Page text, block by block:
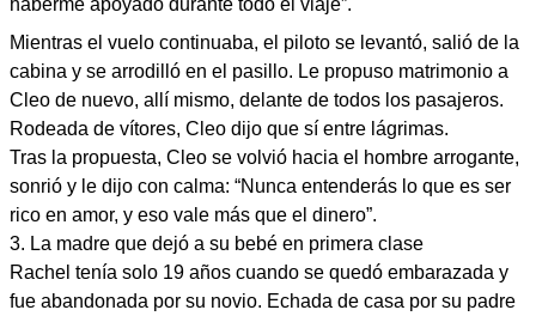
haberme apoyado durante todo el viaje”.
Mientras el vuelo continuaba, el piloto se levantó, salió de la
cabina y se arrodilló en el pasillo. Le propuso matrimonio a
Cleo de nuevo, allí mismo, delante de todos los pasajeros.
Rodeada de vítores, Cleo dijo que sí entre lágrimas.
Tras la propuesta, Cleo se volvió hacia el hombre arrogante,
sonrió y le dijo con calma: “Nunca entenderás lo que es ser
rico en amor, y eso vale más que el dinero”.
3. La madre que dejó a su bebé en primera clase
Rachel tenía solo 19 años cuando se quedó embarazada y
fue abandonada por su novio. Echada de casa por su padre